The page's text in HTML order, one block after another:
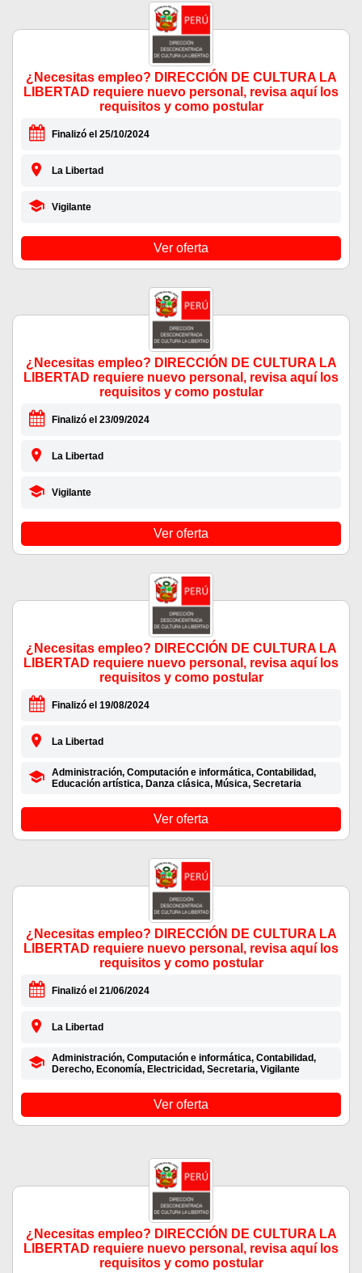
¿Necesitas empleo? DIRECCIÓN DE CULTURA LA
LIBERTAD requiere nuevo personal, revisa aquí los
requisitos y como postular
Finalizó el 25/10/2024
La Libertad
Vigilante
Ver oferta
¿Necesitas empleo? DIRECCIÓN DE CULTURA LA
LIBERTAD requiere nuevo personal, revisa aquí los
requisitos y como postular
Finalizó el 23/09/2024
La Libertad
Vigilante
Ver oferta
¿Necesitas empleo? DIRECCIÓN DE CULTURA LA
LIBERTAD requiere nuevo personal, revisa aquí los
requisitos y como postular
Finalizó el 19/08/2024
La Libertad
Administración, Computación e informática, Contabilidad,
Educación artística, Danza clásica, Música, Secretaria
Ver oferta
¿Necesitas empleo? DIRECCIÓN DE CULTURA LA
LIBERTAD requiere nuevo personal, revisa aquí los
requisitos y como postular
Finalizó el 21/06/2024
La Libertad
Administración, Computación e informática, Contabilidad,
Derecho, Economía, Electricidad, Secretaria, Vigilante
Ver oferta
¿Necesitas empleo? DIRECCIÓN DE CULTURA LA
LIBERTAD requiere nuevo personal, revisa aquí los
requisitos y como postular